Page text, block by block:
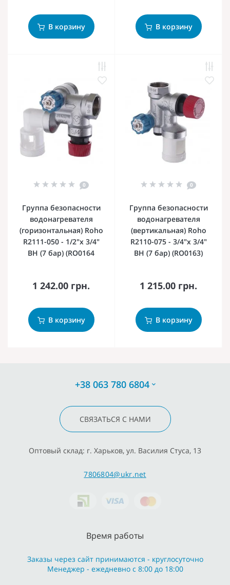
В корзину В корзину
0
Группа безопасности
водонагревателя
(горизонтальная) Roho
R2111-050 - 1/2"х 3/4"
ВН (7 бар) (RO0164
1 242.00 грн.
В корзину
0
Группа безопасности
водонагревателя
(вертикальная) Roho
R2110-075 - 3/4"х 3/4"
ВН (7 бар) (RO0163)
1 215.00 грн.
В корзину
+38 063 780 6804
СВЯЗАТЬСЯ С НАМИ
Оптовый склад: г. Харьков, ул. Василия Стуса, 13
7806804@ukr.net
Время работы
Заказы через сайт принимаются - круглосуточно
Менеджер - ежедневно с 8:00 до 18:00